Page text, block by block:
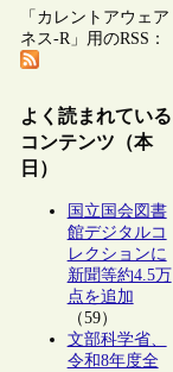
「カレントアウェア
ネス-R」用のRSS：
よく読まれている
コンテンツ（本
日）
国立国会図書
館デジタルコ
レクションに
新聞等約4.5万
点を追加
（59）
文部科学省、
令和8年度全